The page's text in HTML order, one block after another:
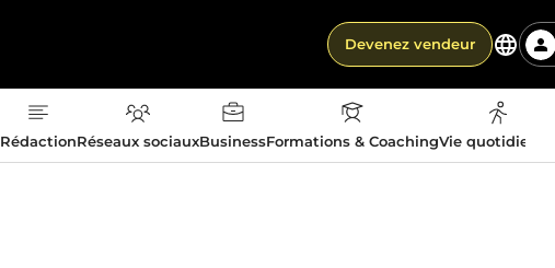
Devenez vendeur
RédactionRéseaux sociauxBusinessFormations & CoachingVie